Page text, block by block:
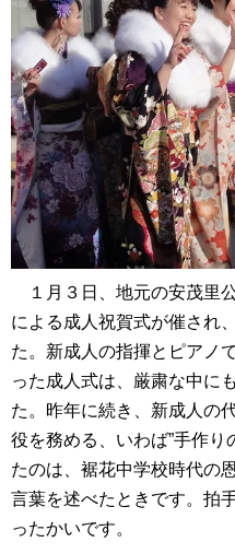
１月３日、地元の安茂里
による成人祝賀式が催され
た。新成人の指揮とピアノ
った成人式は、厳粛な中に
た。昨年に続き、新成人の
役を務める、いわば”手作り
たのは、裾花中学校時代の
言葉を述べたときです。拍
ったかいです。